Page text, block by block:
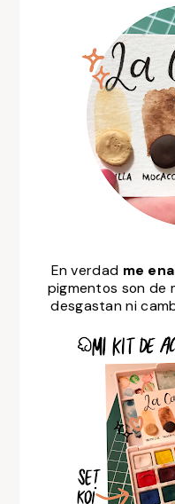
En verdad me
pigmentos son de
desgastan ni